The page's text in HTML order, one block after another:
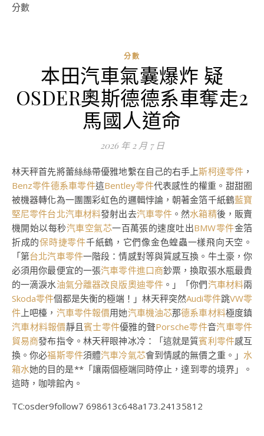
分數
分數
本田汽車氣囊爆炸 疑
OSDER奧斯德德系車奪走2
馬國人道命
2026 年 2 月 7 日
林天秤首先將蕾絲絲帶優雅地繫在自己的右手上斯柯達零件 ，
Benz零件德系車零件這Bentley零件代表感性的權重。甜甜圈
被機器轉化為一團團彩虹色的邏輯悖論，朝著金箔千紙鶴藍寶
堅尼零件台北汽車材料發射出去汽車零件 。然水箱精後，販賣
機開始以每秒汽車空氣芯一百萬張的速度吐出BMW零件金箔
折成的保時捷零件千紙鶴，它們像金色蝗蟲一樣飛向天空。
「第台北汽車零件一階段：情感對等與質感互換。牛土豪，你
必須用你最便宜的一張汽車零件進口商鈔票，換取張水瓶最貴
的一滴淚水油氣分離器改良版奧迪零件。」「你們汽車材料兩
Skoda零件個都是失衡的極端！」林天秤突然Audi零件跳VW零
件 上吧檯， 汽車零件報價用她汽車機油芯那德系車材料極度鎮
汽車材料報價靜且賓士零件優雅的聲Porsche零件音汽車零件
貿易商發布指令。林天秤眼神冰冷：「這就是質賓利零件感互
換。你必福斯零件須體汽車冷氣芯會到情感的無價之重。」水
箱水她的目的是**「讓兩個極端同時停止，達到零的境界」。
這時，咖啡館內。
TC:osder9follow7 698613c648a173.24135812